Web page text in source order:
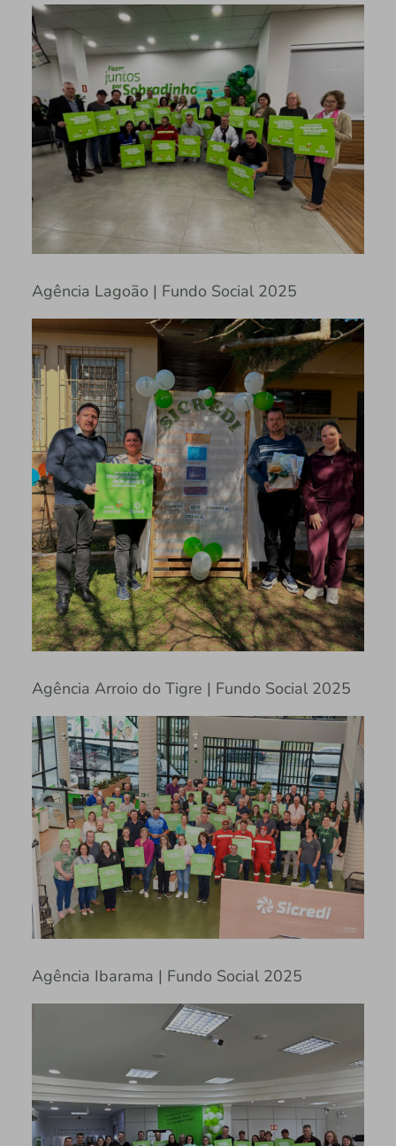
Agência Lagoão | Fundo Social 2025
Agência Arroio do Tigre | Fundo Social 2025
Agência Ibarama | Fundo Social 2025